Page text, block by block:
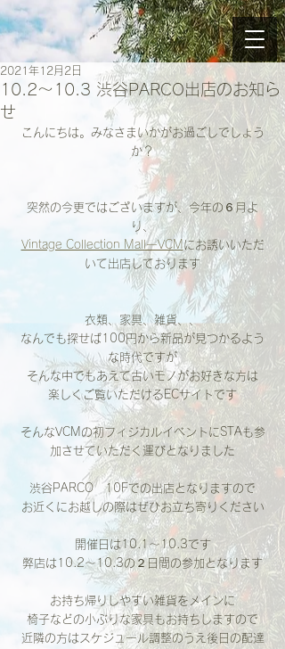
10.2〜10.3 渋谷PARCO出店のお知ら
せ
2021年12月2日
こんにちは。みなさまいかがお過ごしでしょう
か？
突然の今更ではございますが、今年の６月よ
り、
Vintage Collection MallーVCM にお誘いいただ
いて出店しております
衣類、家具、雑貨、、
なんでも探せば100円から新品が見つかるよう
な時代ですが
そんな中でもあえて古いモノがお好きな方は
楽しくご覧いただけるECサイトです
そんなVCMの初フィジカルイベントにSTAも参
加させていただく運びとなりました
渋谷PARCO　10Fでの出店となりますので
お近くにお越しの際はぜひお立ち寄りください
開催日は10.1〜10.3です
弊店は10.2〜10.3の２日間の参加となります
お持ち帰りしやすい雑貨をメインに
椅子などの小ぶりな家具もお持ちしますので
近隣の方はスケジュール調整のうえ後日の配達